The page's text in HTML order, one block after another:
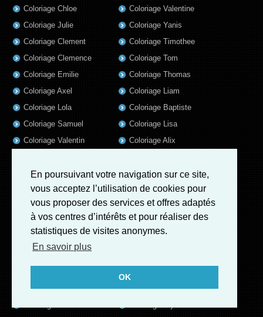
En poursuivant votre navigation sur ce site,
vous acceptez l’utilisation de cookies pour
vous proposer des services et offres adaptés
à vos centres d’intérêts et pour réaliser des
statistiques de visites anonymes.
En savoir plus
OK
Coloriage Chloe
Coloriage Julie
Coloriage Clement
Coloriage Clemence
Coloriage Emilie
Coloriage Axel
Coloriage Lola
Coloriage Samuel
Coloriage Valentin
Coloriage Romain
Coloriage Elsa
Coloriage Mila
Coloriage Garance
Coloriage Louis
Coloriage Valentine
Coloriage Yanis
Coloriage Timothee
Coloriage Tom
Coloriage Thomas
Coloriage Liam
Coloriage Baptiste
Coloriage Lisa
Coloriage Alix
Coloriage Matthieu
Coloriage Rose
Coloriage Luna
Coloriage Jeanne
Coloriage Salome
Coloriage Matteo